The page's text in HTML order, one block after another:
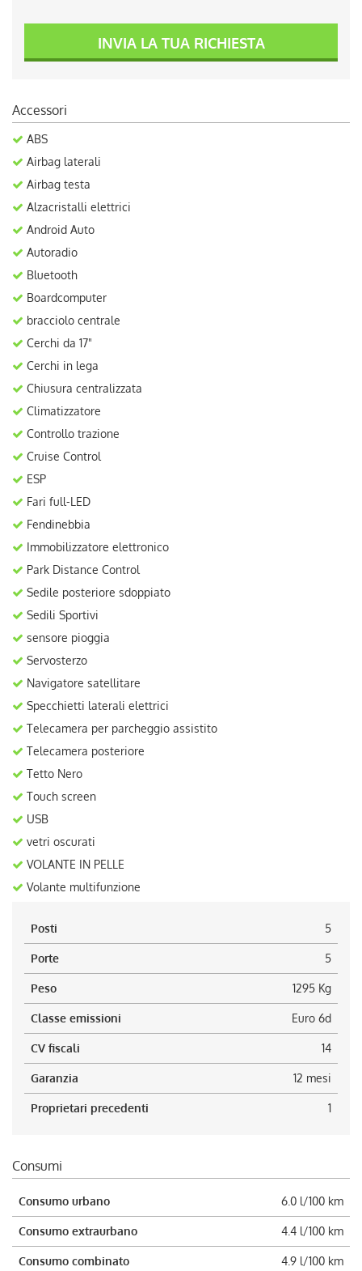
INVIA LA TUA RICHIESTA
Accessori
ABS
Airbag laterali
Airbag testa
Alzacristalli elettrici
Android Auto
Autoradio
Bluetooth
Boardcomputer
bracciolo centrale
Cerchi da 17"
Cerchi in lega
Chiusura centralizzata
Climatizzatore
Controllo trazione
Cruise Control
ESP
Fari full-LED
Fendinebbia
Immobilizzatore elettronico
Park Distance Control
Sedile posteriore sdoppiato
Sedili Sportivi
sensore pioggia
Servosterzo
Navigatore satellitare
Specchietti laterali elettrici
Telecamera per parcheggio assistito
Telecamera posteriore
Tetto Nero
Touch screen
USB
vetri oscurati
VOLANTE IN PELLE
Volante multifunzione
Posti 5
Porte 5
Peso 1295 Kg
Classe emissioni Euro 6d
CV fiscali 14
Garanzia 12 mesi
Proprietari precedenti 1
Consumi
Consumo urbano 6.0 l/100 km
Consumo extraurbano 4.4 l/100 km
Consumo combinato 4.9 l/100 km